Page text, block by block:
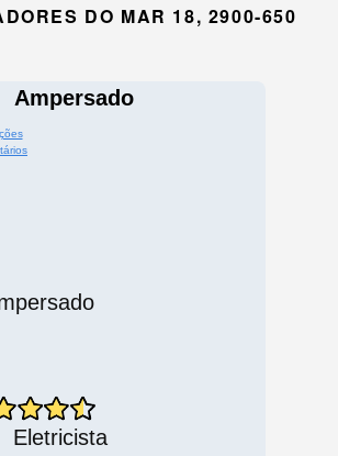
DO MAR 18, 2900-650
Ampersado
Eletricista